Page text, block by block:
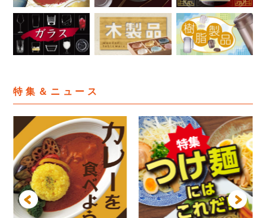
特集＆ニュース